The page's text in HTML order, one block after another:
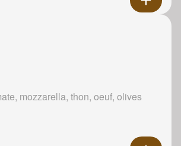
mozzarella, thon, oeuf, olives